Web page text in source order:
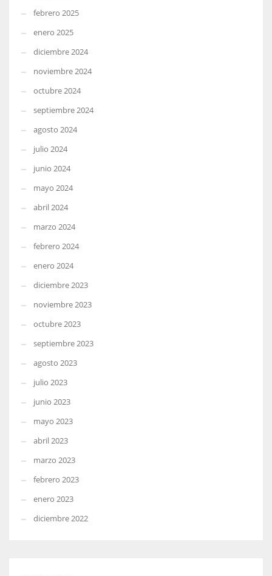
febrero 2025
enero 2025
diciembre 2024
noviembre 2024
octubre 2024
septiembre 2024
agosto 2024
julio 2024
junio 2024
mayo 2024
abril 2024
marzo 2024
febrero 2024
enero 2024
diciembre 2023
noviembre 2023
octubre 2023
septiembre 2023
agosto 2023
julio 2023
junio 2023
mayo 2023
abril 2023
marzo 2023
febrero 2023
enero 2023
diciembre 2022